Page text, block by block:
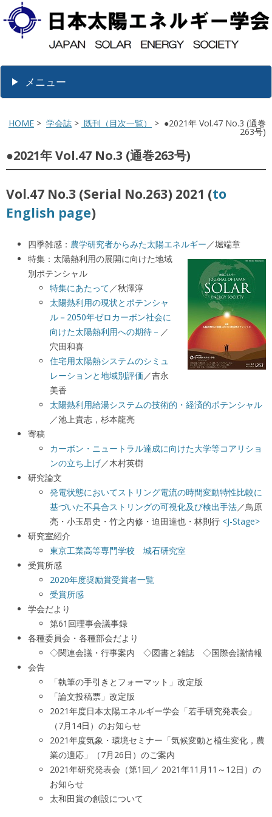
メニュー
HOME > 学会誌 > 既刊（目次一覧） > ●2021年 Vol.47 No.3 (通巻
263号)
●2021年 Vol.47 No.3 (通巻263号)
Vol.47 No.3 (Serial No.263) 2021 (to
English page)
四季雑感： 農学研究者からみた太陽エネルギー／堀端章
特集：太陽熱利用の展開に向けた地域
別ポテンシャル
特集にあたって／秋澤淳
太陽熱利用の現状とポテンシャ
ル－2050年ゼロカーボン社会に
向けた太陽熱利用への期待－ ／
穴田和喜
住宅用太陽熱システムのシミュ
レーションと地域別評価／吉永
美香
太陽熱利用給湯システムの技術的・経済的ポテンシャル
／池上貴志，杉本龍亮
寄稿
カーボン・ニュートラル達成に向けた大学等コアリショ
ンの立ち上げ／木村英樹
研究論文
発電状態においてストリング電流の時間変動特性比較に
基づいた不具合ストリングの可視化及び検出手法／鳥原
亮・小玉昂史・竹之内修・迫田達也・林則行 <J-Stage>
研究室紹介
東京工業高等専門学校 城石研究室
受賞所感
2020年度奨励賞受賞者一覧
受賞所感
学会だより
第61回理事会議事録
各種委員会・各種部会だより
◇関連会議・行事案内 ◇図書と雑誌 ◇国際会議情報
会告
「執筆の手引きとフォーマット」改定版
「論文投稿票」改定版
2021年度日本太陽エネルギー学会「若手研究発表会」
（7月14日）のお知らせ
2021年度気象・環境セミナー「気候変動と植生変化，農
業の適応」（7月26日）のご案内
2021年研究発表会（第1回／ 2021年11月11～12日）の
お知らせ
太和田賞の創設について